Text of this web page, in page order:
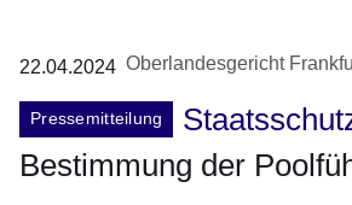
22.04.2024 Oberlandesgericht
Pressemitteilung
Bestimmung der